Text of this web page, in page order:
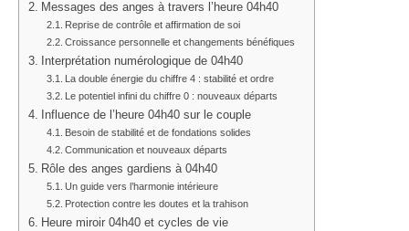
Messages des anges à travers l’heure 04h40
Reprise de contrôle et affirmation de soi
Croissance personnelle et changements bénéfiques
Interprétation numérologique de 04h40
La double énergie du chiffre 4 : stabilité et ordre
Le potentiel infini du chiffre 0 : nouveaux départs
Influence de l’heure 04h40 sur le couple
Besoin de stabilité et de fondations solides
Communication et nouveaux départs
Rôle des anges gardiens à 04h40
Un guide vers l’harmonie intérieure
Protection contre les doutes et la trahison
Heure miroir 04h40 et cycles de vie